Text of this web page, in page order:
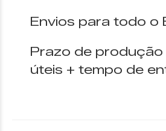
Envios para todo o
Prazo de produção
úteis + tempo de